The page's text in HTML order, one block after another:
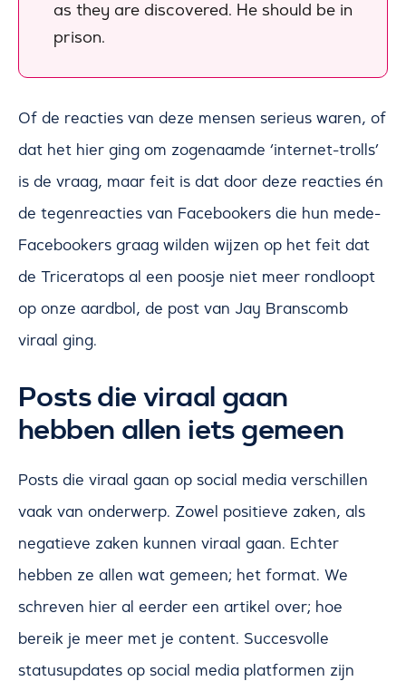
as they are discovered. He should be in
prison.
Of de reacties van deze mensen serieus waren, of
dat het hier ging om zogenaamde ‘internet-trolls’
is de vraag, maar feit is dat door deze reacties én
de tegenreacties van Facebookers die hun mede-
Facebookers graag wilden wijzen op het feit dat
de Triceratops al een poosje niet meer rondloopt
op onze aardbol, de post van Jay Branscomb
viraal ging.
Posts die viraal gaan
hebben allen iets gemeen
Posts die viraal gaan op social media verschillen
vaak van onderwerp. Zowel positieve zaken, als
negatieve zaken kunnen viraal gaan. Echter
hebben ze allen wat gemeen; het format. We
schreven hier al eerder een artikel over; hoe
bereik je meer met je content. Succesvolle
statusupdates op social media platformen zijn